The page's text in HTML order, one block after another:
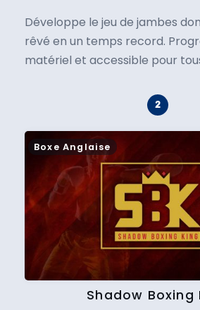
Développe le jeu de jambes
rêvé en un temps record.
matériel et accessible pour
Boxe Anglaise
Shadow Boxing